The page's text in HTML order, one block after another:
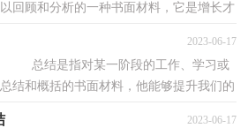
回顾和分析的一种书面材料，它是增长才
2023-06-17
结是指对某一阶段的工作、学习或
结和概括的书面材料，他能够提升我们的
2023-06-17